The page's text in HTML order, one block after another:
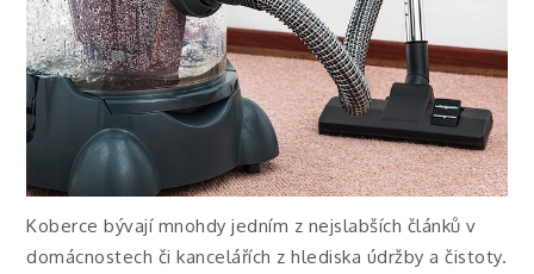
Koberce bývají mnohdy jedním z nejslabších článků v
domácnostech či kancelářích z hlediska údržby a čistoty.